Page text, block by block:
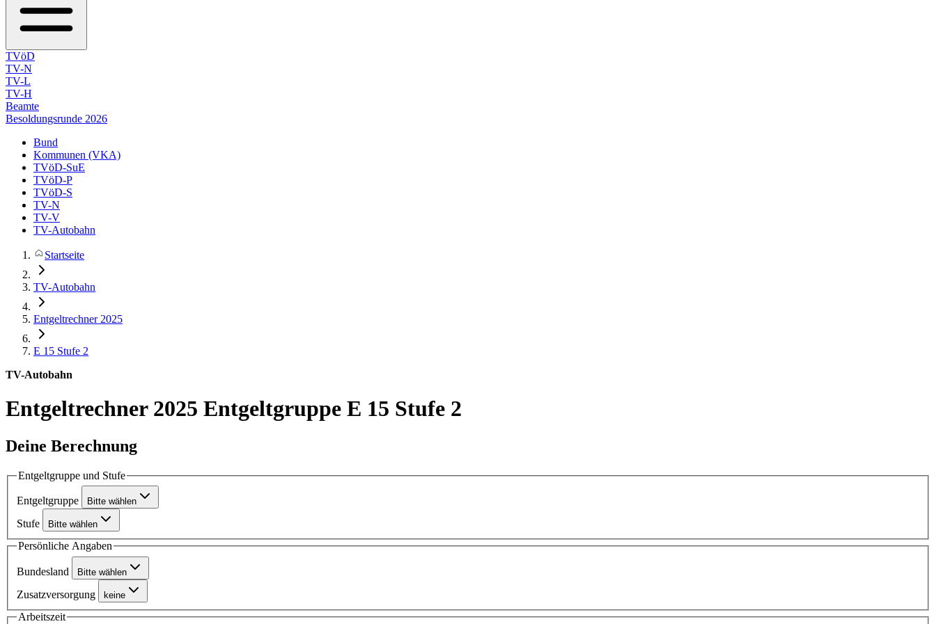
TVöD
TV-N
TV-L
TV-H
Beamte
Besoldungsrunde 2026
Bund
Kommunen (VKA)
TVöD-SuE
TVöD-P
TVöD-S
TV-N
TV-V
TV-Autobahn
Startseite
TV-Autobahn
Entgeltrechner 2025
E 15 Stufe 2
TV-Autobahn
Entgeltrechner 2025 Entgeltgruppe E 15 Stufe 2
Deine Berechnung
Entgeltgruppe und Stufe
Entgeltgruppe Bitte wählen
Stufe Bitte wählen
Persönliche Angaben
Bundesland Bitte wählen
Zusatzversorgung keine
Arbeitszeit